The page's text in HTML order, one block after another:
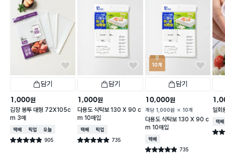
담기
1,000원
김장 봉투 대형 72X105c
m 3매
택배배송매장픽업오늘배송
별점 4.9점 905
건 작성
담기
1,000원
다용도 식탁보 130 X 90 c
m 10매입
택배배송매장픽업
별점 4.9점 735
건 작성
10개
담기
10,000원
개당 1,000원 10개
다용도 식탁보 130 X 90 c
m 10매입
택배배송
별점 4.9점 735
건 작성
일회
택배
별점